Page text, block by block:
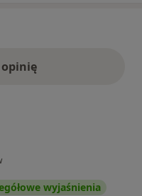
wyjaśnienia